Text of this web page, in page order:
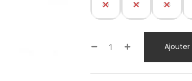
36 37 38